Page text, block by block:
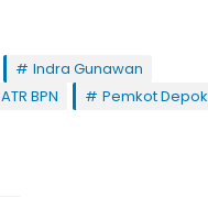
Indra Gunawan
BPN
Pemkot Depok